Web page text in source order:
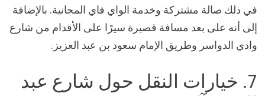
في ذلك صالة مشتركة وخدمة الواي فاي المجانية. بالإضافة
إلى أنه على بعد مسافة قصيرة سيرًا على الأقدام من شارع
وادي الدواسر وطريق الإمام سعود بن عبد العزيز.
7. خيارات النقل حول شارع عبد